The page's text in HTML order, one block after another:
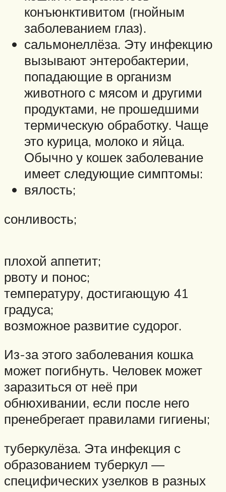
конъюнктивитом (гнойным
заболеванием глаз).
сальмонеллёза. Эту инфекцию
вызывают энтеробактерии,
попадающие в организм
животного с мясом и другими
продуктами, не прошедшими
термическую обработку. Чаще
это курица, молоко и яйца.
Обычно у кошек заболевание
имеет следующие симптомы:
вялость;
сонливость;
плохой аппетит;
рвоту и понос;
температуру, достигающую 41
градуса;
возможное развитие судорог.
Из-за этого заболевания кошка
может погибнуть. Человек может
заразиться от неё при
обнюхивании, если после него
пренебрегает правилами гигиены;
туберкулёза. Эта инфекция с
образованием туберкул —
специфических узелков в разных